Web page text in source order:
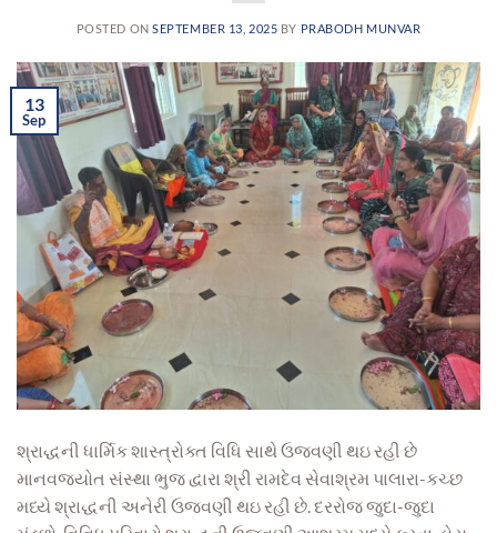
POSTED ONSEPTEMBER 13, 2025 BY PRABODH MUNVAR
13
Sep
શ્રાદ્ધની ધાર્મિક શાસ્ત્રોક્ત વિધિ સાથે ઉજવણી થઇ રહી છે
માનવજ્યોત સંસ્થા ભુજ દ્વારા શ્રી રામદેવ સેવાશ્રમ પાલારા-કચ્છ
મધ્યે શ્રાદ્ધની અનેરી ઉજવણી થઇ રહી છે. દરરોજ જુદા-જુદા